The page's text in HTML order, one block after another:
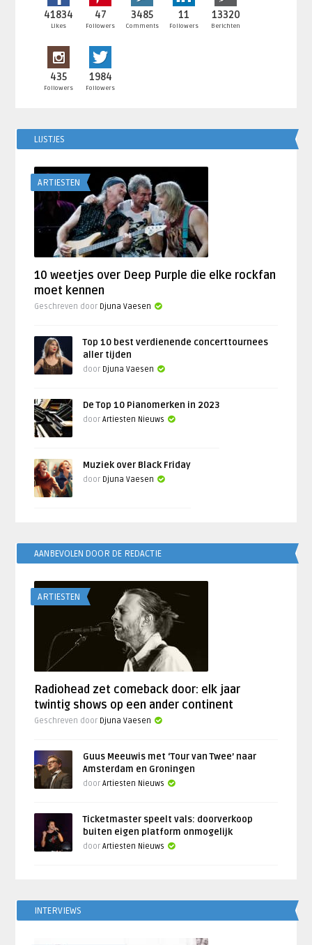
41834
Likes
47
Followers
3485
Comments
11
Followers
13320
Berichten
435
Followers
1984
Followers
LIJSTJES
ARTIESTEN
10 weetjes over Deep Purple die elke rockfan
moet kennen
Geschreven door Djuna Vaesen
Top 10 best verdienende concerttournees
aller tijden
door Djuna Vaesen
De Top 10 Pianomerken in 2023
doorArtiesten Nieuws
Muziek over Black Friday
door Djuna Vaesen
AANBEVOLEN DOOR DE REDACTIE
ARTIESTEN
Radiohead zet comeback door: elk jaar
twintig shows op een ander continent
Geschreven door Djuna Vaesen
Guus Meeuwis met ‘Tour van Twee’ naar
Amsterdam en Groningen
doorArtiesten Nieuws
Ticketmaster speelt vals: doorverkoop
buiten eigen platform onmogelijk
doorArtiesten Nieuws
INTERVIEWS